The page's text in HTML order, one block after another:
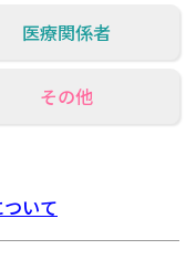
医療関係者
その他
いて